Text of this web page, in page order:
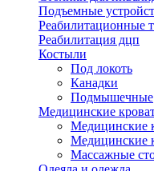
Подъемные
Реабилитационные
Реабилитация дцп
Костыли
Под локоть
Канадки
Подмышечные
Медицинские
Медицинские
Медицинские
Массажные